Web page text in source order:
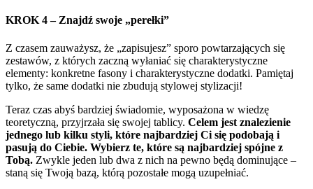
KROK 4 – Znajdź swoje „perełki”
Z czasem zauważysz, że „zapisujesz” sporo powtarzających się
zestawów, z których zaczną wyłaniać się charakterystyczne
elementy: konkretne fasony i charakterystyczne dodatki. Pamiętaj
tylko, że same dodatki nie zbudują stylowej stylizacji!
Teraz czas abyś bardziej świadomie, wyposażona w wiedzę
teoretyczną, przyjrzała się swojej tablicy. Celem jest znalezienie
jednego lub kilku styli, które najbardziej Ci się podobają i
pasują do Ciebie. Wybierz te, które są najbardziej spójne z
Tobą. Zwykle jeden lub dwa z nich na pewno będą dominujące –
staną się Twoją bazą, którą pozostałe mogą uzupełniać.